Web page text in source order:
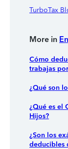
TurboTax
More in
Cómo
trabajas
¿Qué son
¿Qué es el
Hijos?
¿Son los
deducibles